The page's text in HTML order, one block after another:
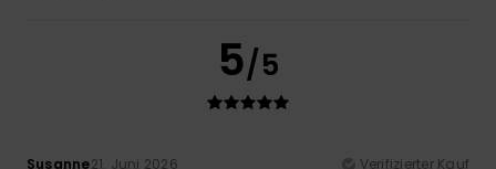
5/5
Susanne21. Juni 2026
Verifizierter Kauf